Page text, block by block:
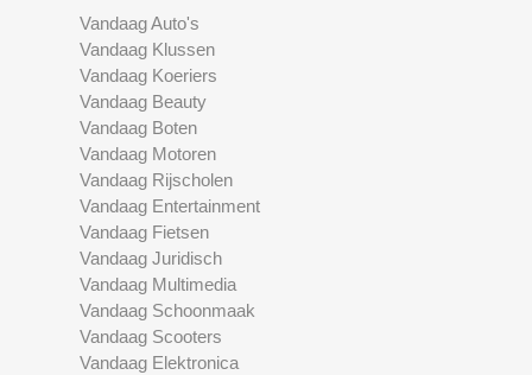
Vandaag Auto's
Vandaag Klussen
Vandaag Koeriers
Vandaag Beauty
Vandaag Boten
Vandaag Motoren
Vandaag Rijscholen
Vandaag Entertainment
Vandaag Fietsen
Vandaag Juridisch
Vandaag Multimedia
Vandaag Schoonmaak
Vandaag Scooters
Vandaag Elektronica